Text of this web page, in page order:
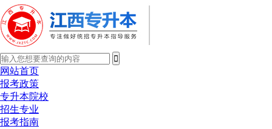
网站首页
报考政策
专升本院校
招生专业
报考指南